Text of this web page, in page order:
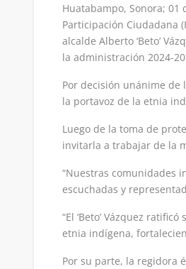
Huatabampo, Sonora;
Participación Ciudadana
alcalde Alberto ‘Beto’
la administración 2024-
Por decisión unánime de
la portavoz de la etnia
Luego de la toma de
invitarla a trabajar de la
“Nuestras comunidades
escuchadas y
“El ‘Beto’ Vázquez
etnia indígena,
Por su parte, la regidora